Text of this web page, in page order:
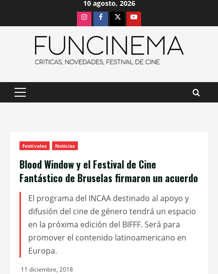
10 agosto, 2026
InstagramFacebook
X Youtube
Menú
Festivales Noticias
Blood Window y el Festival de Cine
Fantástico de Bruselas firmaron un acuerdo
El programa del INCAA destinado al apoyo y
difusión del cine de género tendrá un espacio
en la próxima edición del BIFFF. Será para
promover el contenido latinoamericano en
Europa.
11 diciembre, 2018